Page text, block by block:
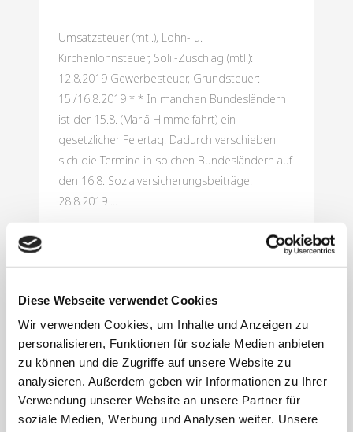
Diese Webseite verwendet Cookies
Wir verwenden Cookies, um Inhalte und Anzeigen zu
personalisieren, Funktionen für soziale Medien anbieten
zu können und die Zugriffe auf unsere Website zu
analysieren. Außerdem geben wir Informationen zu Ihrer
Verwendung unserer Website an unsere Partner für
soziale Medien, Werbung und Analysen weiter. Unsere
Umsatzsteuer (mtl.), Lohn- u.
Kirchenlohnsteuer, Soli.-Zuschlag (mtl.):
12.8.2019 Gewerbesteuer, Grundsteuer:
15./16.8.2019 * * In manchen Bundesländern
ist der 15.8. (Mariä Himmelfahrt) ein
gesetzlicher Feiertag. Dadurch verschieben
sich die Termine in solchen Bundesländern auf
den 16.8. Sozialversicherungsbeiträge:
28.8.2019 ...
1. August 2019
Bundesrat billigt
Fachkräfteeinwa
nderungsgesetz